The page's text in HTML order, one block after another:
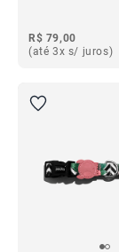
R$ 79,00
(até 3x s/ juros)